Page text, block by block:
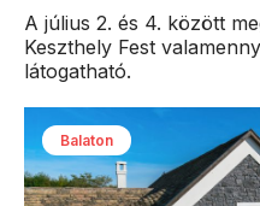
A július 2. és 4. között
Keszthely Fest
látogatható.
Balaton